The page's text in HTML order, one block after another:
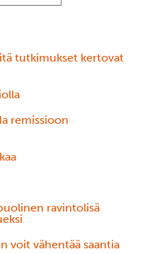
tutkimukset kertovat
remissioon
ravintolisä
voit vähentää saantia